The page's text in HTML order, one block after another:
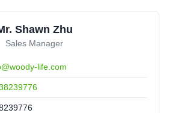
Shawn Zhu
Sales Manager
life.com